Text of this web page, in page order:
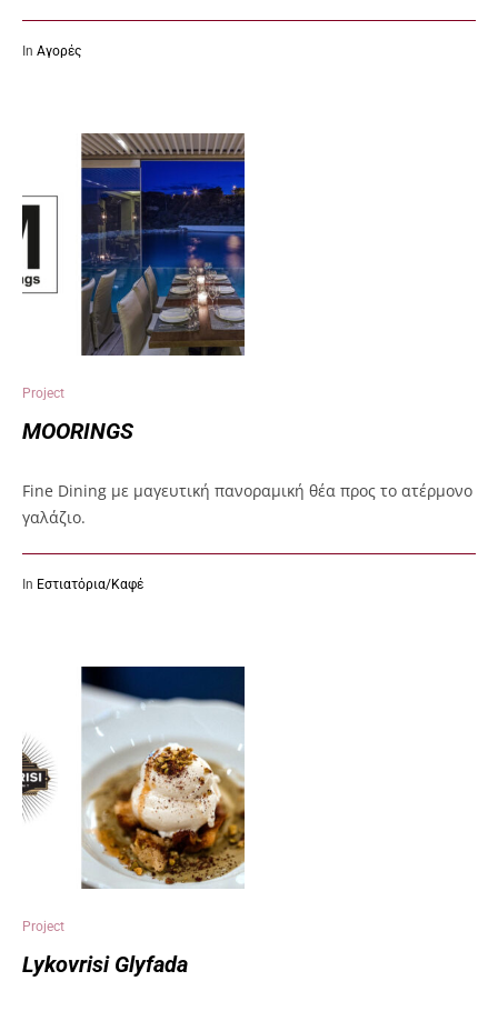
In Αγορές
Project
MOORINGS
Fine Dining με μαγευτική πανοραμική θέα προς το ατέρμονο
γαλάζιο.
In Εστιατόρια/Καφέ
Project
Lykovrisi Glyfada